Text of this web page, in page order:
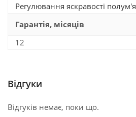
Регулювання яскравості полум'я
Гарантія, місяців
12
Відгуки
Відгуків немає, поки що.